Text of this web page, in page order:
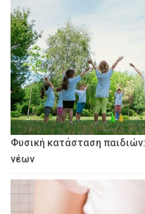
Φυσική κατάσταση
νέων